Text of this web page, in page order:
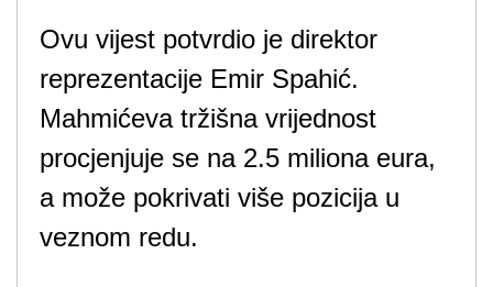
Ovu vijest potvrdio je direktor
reprezentacije Emir Spahić.
Mahmićeva tržišna vrijednost
procjenjuje se na 2.5 miliona eura,
a može pokrivati više pozicija u
veznom redu.